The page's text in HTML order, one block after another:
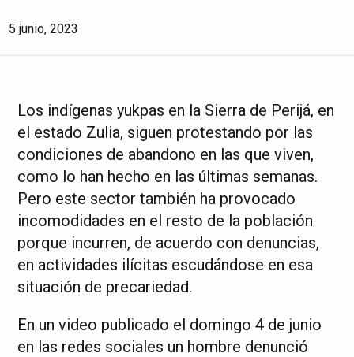
5 junio, 2023
Los indígenas yukpas en la Sierra de Perijá, en
el estado Zulia, siguen protestando por las
condiciones de abandono en las que viven,
como lo han hecho en las últimas semanas.
Pero este sector también ha provocado
incomodidades en el resto de la población
porque incurren, de acuerdo con denuncias,
en actividades ilícitas escudándose en esa
situación de precariedad.
En un video publicado el domingo 4 de junio
en las redes sociales un hombre denunció